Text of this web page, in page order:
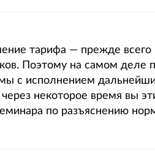
тарифа — прежде
Поэтому на самом деле
с исполнением
некоторое время вы
по разъяснению